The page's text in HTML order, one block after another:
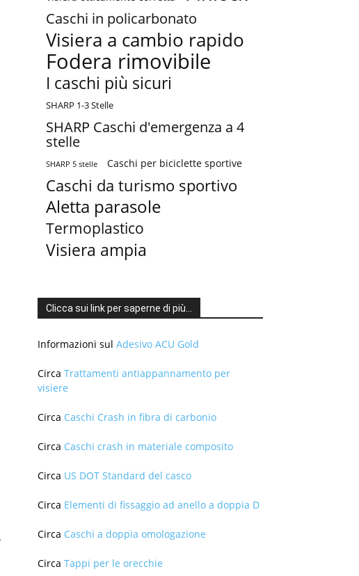
Caschi in policarbonato
Visiera a cambio rapido
Fodera rimovibile
I caschi più sicuri
SHARP 1-3 Stelle
SHARP Caschi d'emergenza a 4
stelle
SHARP 5 stelle Caschi per biciclette sportive
Caschi da turismo sportivo
Aletta parasole
Termoplastico
Visiera ampia
Clicca sui link per saperne di più...
Informazioni sul Adesivo ACU Gold
Circa Trattamenti antiappannamento per
visiere
Circa Caschi Crash in fibra di carbonio
Circa Caschi crash in materiale composito
Circa US DOT Standard del casco
Circa Elementi di fissaggio ad anello a doppia D
Circa Caschi a doppia omologazione
Circa Tappi per le orecchie